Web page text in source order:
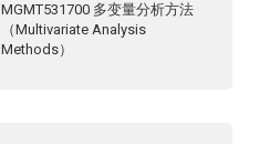
MGMT531700 多变量分析方法
（Multivariate Analysis
Methods）